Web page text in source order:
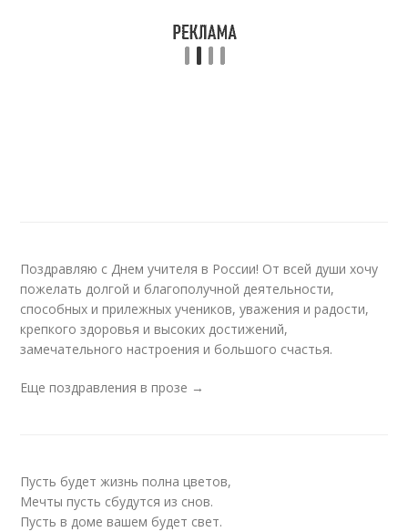
Поздравляю с Днем учителя в России! От всей души хочу
пожелать долгой и благополучной деятельности,
способных и прилежных учеников, уважения и радости,
крепкого здоровья и высоких достижений,
замечательного настроения и большого счастья.
Еще поздравления в прозе →
Пусть будет жизнь полна цветов,
Мечты пусть сбудутся из снов.
Пусть в доме вашем будет свет.